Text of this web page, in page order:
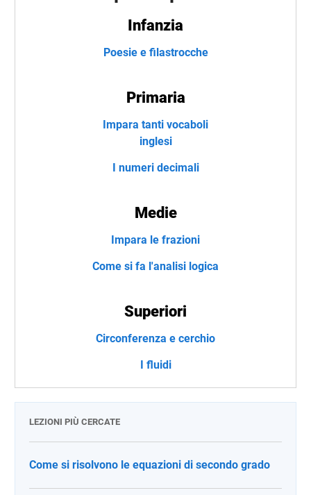
Infanzia
Poesie e filastrocche
Primaria
Impara tanti vocaboli
inglesi
I numeri decimali
Medie
Impara le frazioni
Come si fa l'analisi logica
Superiori
Circonferenza e cerchio
I fluidi
LEZIONI PIÙ CERCATE
Come si risolvono le equazioni di secondo grado